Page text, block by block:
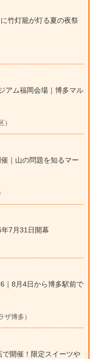
竹灯籠が灯る夏の夜祭
アム福岡会場｜博多マル
｜山の問題を知るマー
7月31日開幕
｜8月4日から博多駅前で
博多）
開催！限定スイーツや